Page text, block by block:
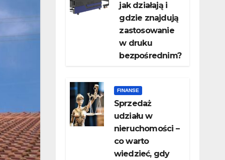
jak działają i
gdzie znajdują
zastosowanie
w druku
bezpośrednim?
FINANSE
Sprzedaż
udziału w
nieruchomości –
co warto
wiedzieć, gdy